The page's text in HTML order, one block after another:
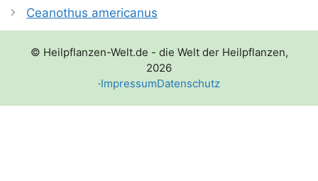
Ceanothus americanus
© Heilpflanzen-Welt.de - die Welt der Heilpflanzen,
2026
·ImpressumDatenschutz